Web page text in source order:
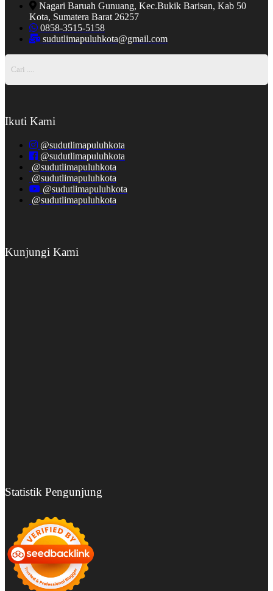
Nagari Baruah Gunuang, Kec.Bukik Barisan, Kab 50
Kota, Sumatera Barat 26257
0858-3515-5158
sudutlimapuluhkota@gmail.com
Ikuti Kami
@sudutlimapuluhkota
@sudutlimapuluhkota
@sudutlimapuluhkota
@sudutlimapuluhkota
@sudutlimapuluhkota
@sudutlimapuluhkota
Kunjungi Kami
Statistik Pengunjung